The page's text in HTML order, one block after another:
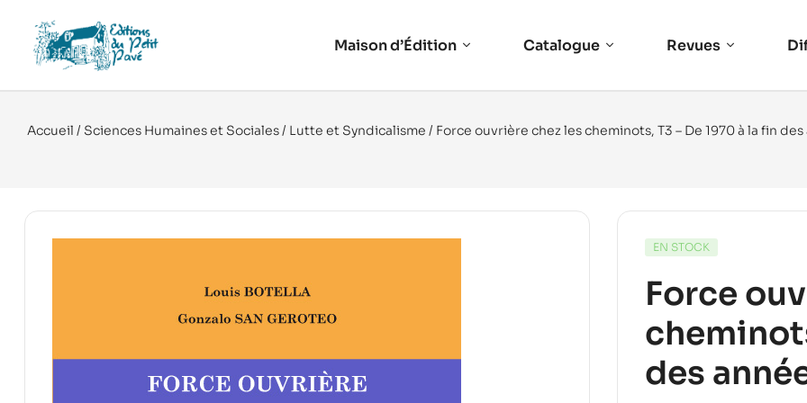
Maison d’Édition Catalogue Revues
Accueil / Sciences Humaines et Sociales/ Lutte et Syndicalisme / Force ouvrière chez les cheminots, T3 – De 1970 à la fin
EN STOCK
Force
des